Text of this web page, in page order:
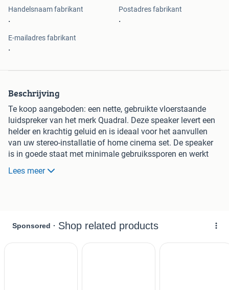
Handelsnaam fabrikant
.
Postadres fabrikant
.
E-mailadres fabrikant
.
Beschrijving
Te koop aangeboden: een nette, gebruikte vloerstaande
luidspreker van het merk Quadral. Deze speaker levert een
helder en krachtig geluid en is ideaal voor het aanvullen
van uw stereo-installatie of home cinema set. De speaker
is in goede staat met minimale gebruikssporen en werkt
perfect. Een uitstekende keuze voor de audioliefhebber die
op zoek is naar kwaliteit voor een scherpe prijs.
Lees meer